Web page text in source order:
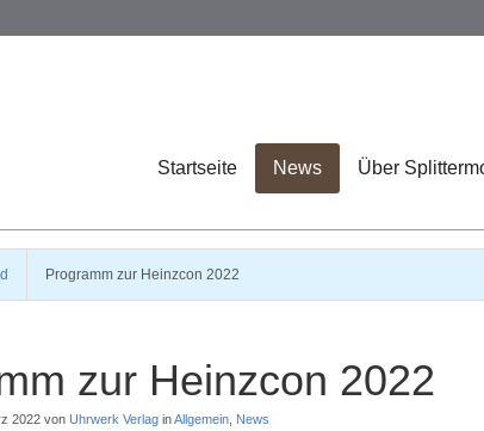
Startseite News Über
Programm zur Heinzcon 2022
zur Heinzcon 2022
2022 vonUhrwerk Verlag inAllgemein News